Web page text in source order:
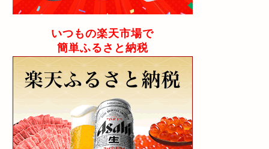
いつもの楽天市場で
簡単ふるさと納税